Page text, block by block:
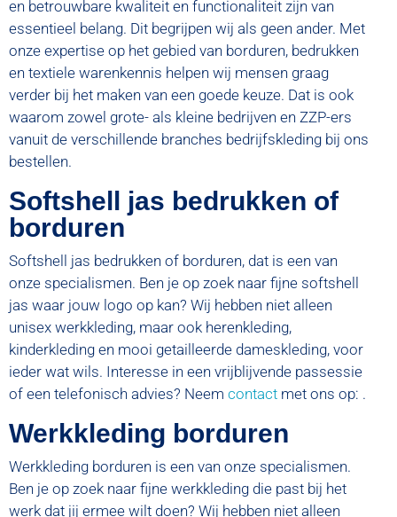
en betrouwbare kwaliteit en functionaliteit zijn van
essentieel belang. Dit begrijpen wij als geen ander. Met
onze expertise op het gebied van borduren, bedrukken
en textiele warenkennis helpen wij mensen graag
verder bij het maken van een goede keuze. Dat is ook
waarom zowel grote- als kleine bedrijven en ZZP-ers
vanuit de verschillende branches bedrijfskleding bij ons
bestellen.
Softshell jas bedrukken of
borduren
Softshell jas bedrukken of borduren, dat is een van
onze specialismen. Ben je op zoek naar fijne softshell
jas waar jouw logo op kan? Wij hebben niet alleen
unisex werkkleding, maar ook herenkleding,
kinderkleding en mooi getailleerde dameskleding, voor
ieder wat wils. Interesse in een vrijblijvende passessie
of een telefonisch advies? Neem contact met ons op: .
Werkkleding borduren
Werkkleding borduren is een van onze specialismen.
Ben je op zoek naar fijne werkkleding die past bij het
werk dat jij ermee wilt doen? Wij hebben niet alleen